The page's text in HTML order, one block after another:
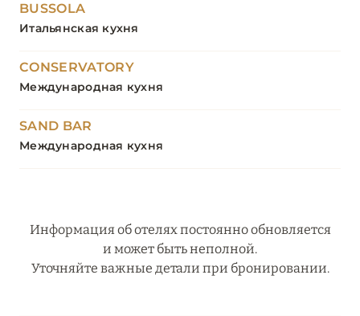
BUSSOLA
Итальянская кухня
CONSERVATORY
Международная кухня
SAND BAR
Международная кухня
Информация об отелях постоянно обновляется
и может быть неполной.
Уточняйте важные детали при бронировании.